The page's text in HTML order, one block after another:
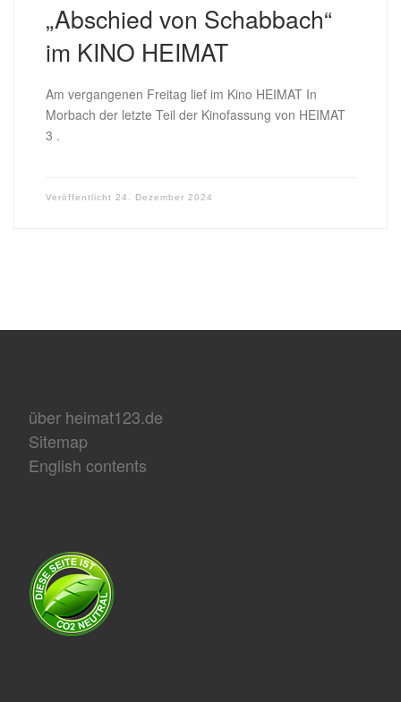
„Abschied von Schabbach“
im KINO HEIMAT
Am vergangenen Freitag lief im Kino HEIMAT In
Morbach der letzte Teil der Kinofassung von HEIMAT
3 .
Veröffentlicht 24. Dezember 2024
über heimat123.de
Sitemap
English contents